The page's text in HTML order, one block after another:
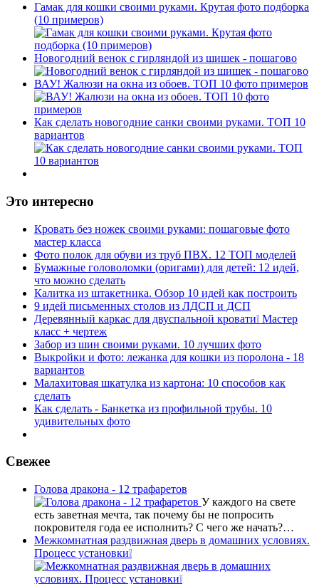
Гамак для кошки своими руками. Крутая фото подборка
(10 примеров)
Новогодний венок с гирляндой из шишек - пошагово
ВАУ! Жалюзи на окна из обоев. ТОП 10 фото примеров
Как сделать новогодние санки своими руками. ТОП 10
вариантов
Это интересно
Кровать без ножек своими руками: пошаговые фото
мастер класса
Фото полок для обуви из труб ПВХ. 12 ТОП моделей
Бумажные головоломки (оригами) для детей: 12 идей,
что можно сделать
Калитка из штакетника. Обзор 10 идей как построить
9 идей письменных столов из ЛДСП и ДСП
Деревянный каркас для двуспальной кровати❕ Мастер
класс + чертеж
Забор из шин своими руками. 10 лучших фото
Выкройки и фото: лежанка для кошки из поролона - 18
вариантов
Малахитовая шкатулка из картона: 10 способов как
сделать
Как сделать - Банкетка из профильной трубы. 10
удивительных фото
Свежее
Голова дракона - 12 трафаретов
У каждого на свете
есть заветная мечта, так почему бы не попросить
покровителя года ее исполнить? С чего же начать?…
Межкомнатная раздвижная дверь в домашних условиях.
Процесс установки❕